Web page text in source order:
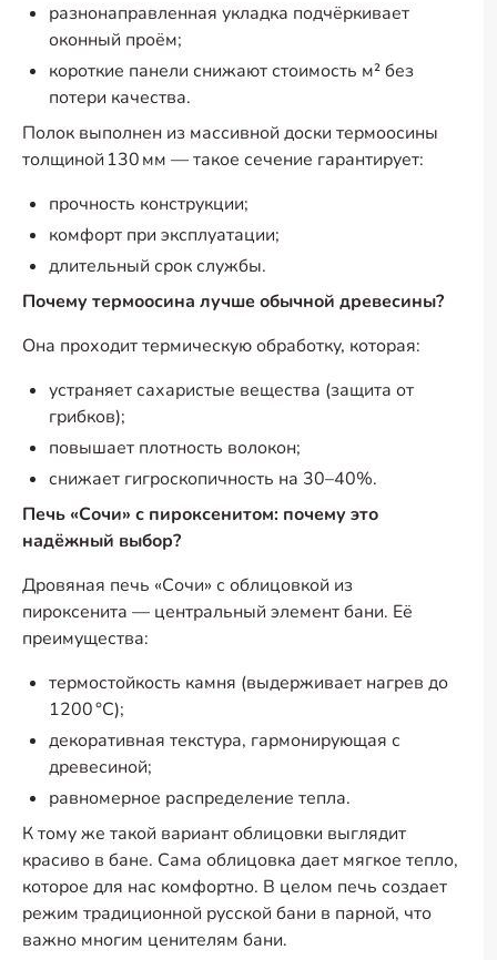
разнонаправленная укладка подчёркивает
оконный проём;
короткие панели снижают стоимость м² без
потери качества.
Полок выполнен из массивной доски термоосины
толщиной 130 мм — такое сечение гарантирует:
прочность конструкции;
комфорт при эксплуатации;
длительный срок службы.
Почему термоосина лучше обычной древесины?
Она проходит термическую обработку, которая:
устраняет сахаристые вещества (защита от
грибков);
повышает плотность волокон;
снижает гигроскопичность на 30–40%.
Печь «Сочи» с пироксенитом: почему это
надёжный выбор?
Дровяная печь «Сочи» с облицовкой из
пироксенита — центральный элемент бани. Её
преимущества:
термостойкость камня (выдерживает нагрев до
1200 °C);
декоративная текстура, гармонирующая с
древесиной;
равномерное распределение тепла.
К тому же такой вариант облицовки выглядит
красиво в бане. Сама облицовка дает мягкое тепло,
которое для нас комфортно. В целом печь создает
режим традиционной русской бани в парной, что
важно многим ценителям бани.